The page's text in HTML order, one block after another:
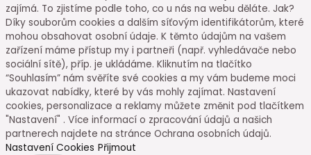
zajímá. To zjistíme podle toho, co u nás na webu děláte. Jak?
Díky souborům cookies a dalším síťovým identifikátorům, které
mohou obsahovat osobní údaje. K těmto údajům na vašem
zařízení máme přístup my i partneři (např. vyhledávače nebo
sociální sítě), příp. je ukládáme. Kliknutím na tlačítko
“Souhlasím” nám svěříte své cookies a my vám budeme moci
ukazovat nabídky, které by vás mohly zajímat. Nastavení
cookies, personalizace a reklamy můžete změnit pod tlačítkem
"Nastavení" . Více informací o zpracování údajů a našich
partnerech najdete na stránce Ochrana osobních údajů.
Nastavení Cookies Přijmout